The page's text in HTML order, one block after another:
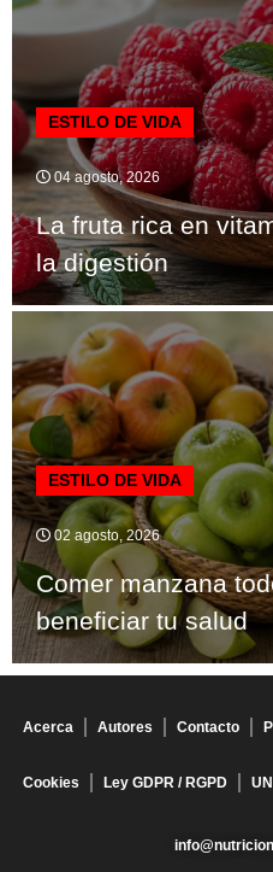
ESTILO DE VIDA
04 agosto, 2026
La fruta rica en
la digestión
ESTILO DE VIDA
02 agosto, 2026
Comer manzana
beneficiar tu salud
Acerca Autores Contacto
Cookies Ley GDPR / RGPD